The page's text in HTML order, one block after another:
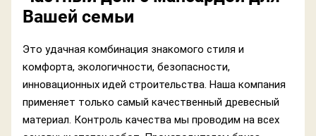
Вашей семьи
Это удачная комбинация знакомого стиля и
комфорта, экологичности, безопасности,
инновационных идей строительства. Наша компания
применяет только самый качественный древесный
материал. Контроль качества мы проводим на всех